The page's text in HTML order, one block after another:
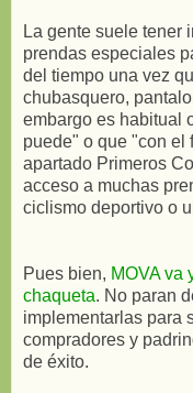
La gente suele tener
prendas especiales
del tiempo una vez
chubasquero,
embargo es habitual
puede" o que "con el
apartado Primeros
acceso a muchas
ciclismo deportivo o
Pues bien, MOVA va
chaqueta. No paran
implementarlas para
compradores y
de éxito.